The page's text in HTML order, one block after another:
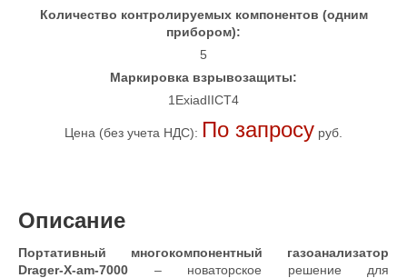
Количество контролируемых компонентов (одним
прибором):
5
Маркировка взрывозащиты:
1ExiadIICT4
Цена (без учета НДС): По запросу руб.
Описание
Портативный многокомпонентный газоанализатор
Drager-X-am-7000 – новаторское решение для